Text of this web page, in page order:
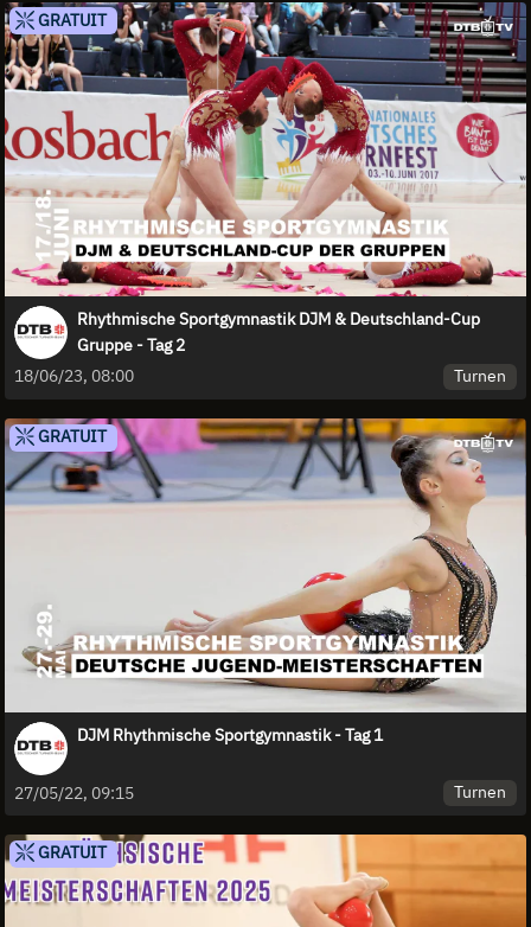
GRATUIT
Rhythmische Sportgymnastik DJM & Deutschland-Cup
Gruppe - Tag 2
18/06/23, 08:00
Turnen
GRATUIT
DJM Rhythmische Sportgymnastik - Tag 1
27/05/22, 09:15 Turnen
GRATUIT